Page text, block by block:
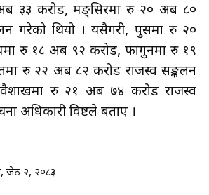
३३ करोड, मङ्सिरमा रु २० अर्ब ८०
गरेको थियो । यसैगरी, पुसमा रु २०
रु १८ अर्ब ९२ करोड, फागुनमा रु १९
रु २२ अर्ब ८२ करोड राजस्व सङ्कलन
रु २१ अर्ब ७४ करोड राजस्व
अधिकारी विष्टले बताए ।
जेठ २, २०८३